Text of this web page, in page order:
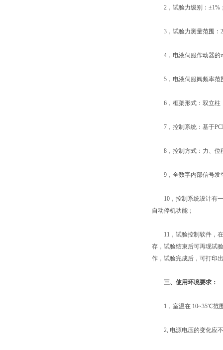
2，试验力级别：±1%
3，试验力测量范围：
4，电液伺服作动器的
5，电液伺服阀频率范
6，框架形式：双立柱；
7，控制系统：基于PCI
8，控制方式：力、位移
9，全数字内部信号发
10，控制系统设计有一
自动停机功能；
11，试验控制软件，在
存，试验结束后可再现试
作，试验完成后，可打印
三、 使用环境要求：
1，室温在 10~35℃范
2, 电源电压的变化应不